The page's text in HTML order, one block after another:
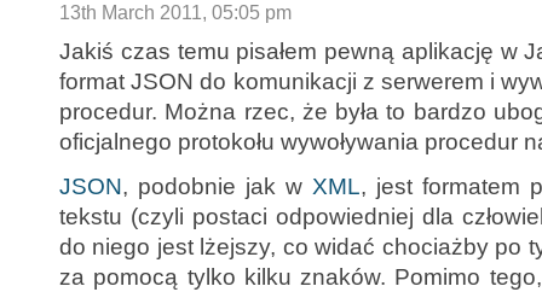
13th March 2011, 05:05 pm
Jakiś czas temu pisałem pewną aplikację w
format JSON do komunikacji z serwerem i
procedur. Można rzec, że była to bardzo
oficjalnego protokołu wywoływania procedur
JSON, podobnie jak w XML, jest formatem
tekstu (czyli postaci odpowiedniej dla
do niego jest lżejszy, co widać chociażby po
za pomocą tylko kilku znaków. Pomimo